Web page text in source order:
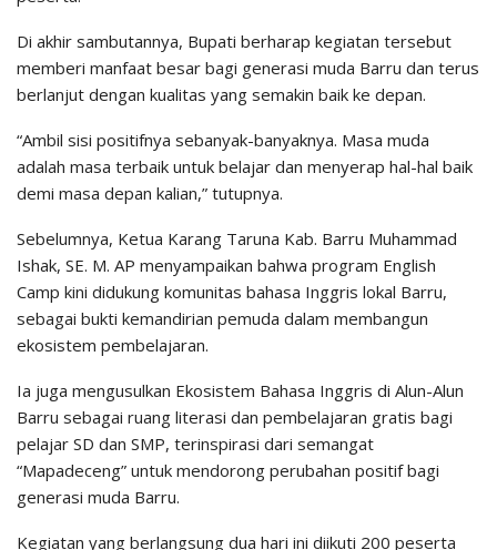
Di akhir sambutannya, Bupati berharap kegiatan tersebut
memberi manfaat besar bagi generasi muda Barru dan terus
berlanjut dengan kualitas yang semakin baik ke depan.
“Ambil sisi positifnya sebanyak-banyaknya. Masa muda
adalah masa terbaik untuk belajar dan menyerap hal-hal baik
demi masa depan kalian,” tutupnya.
Sebelumnya, Ketua Karang Taruna Kab. Barru Muhammad
Ishak, SE. M. AP menyampaikan bahwa program English
Camp kini didukung komunitas bahasa Inggris lokal Barru,
sebagai bukti kemandirian pemuda dalam membangun
ekosistem pembelajaran.
Ia juga mengusulkan Ekosistem Bahasa Inggris di Alun-Alun
Barru sebagai ruang literasi dan pembelajaran gratis bagi
pelajar SD dan SMP, terinspirasi dari semangat
“Mapadeceng” untuk mendorong perubahan positif bagi
generasi muda Barru.
Kegiatan yang berlangsung dua hari ini diikuti 200 peserta